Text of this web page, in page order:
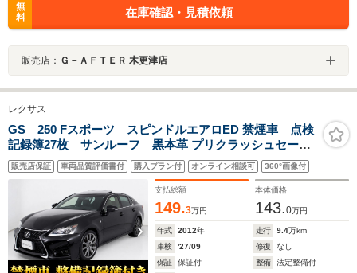
無
料
在庫確認・見積依頼
販売店： Ｇ－ＡＦＴＥＲ 木更津店
レクサス
GS 250 Fスポーツ スピンドルエアロED 禁煙車 点検
記録簿27枚 サンルーフ 黒本革 プリクラッシュセーフ
ティ レーダークルーズ LEDヘッドライト エアシー
ト タイヤ8ミリ クリアランスソナー レギュラーガソ
販売店保証 車両品質評価書付 購入プラン付 オンライン相談可 360°画像付
支払総額
149.3万円
本体価格
143.0万円
年式 2012年 走行 9.4万km
車検
'27/09 修復
なし
保証
保証付 整備
法定整備付